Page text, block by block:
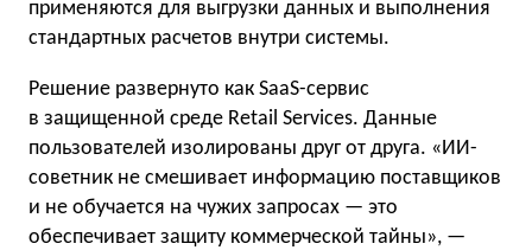
применяются для выгрузки данных и выполнения
стандартных расчетов внутри системы.
Решение развернуто как SaaS-сервис
в защищенной среде Retail Services. Данные
пользователей изолированы друг от друга. «ИИ-
советник не смешивает информацию поставщиков
и не обучается на чужих запросах — это
обеспечивает защиту коммерческой тайны», —